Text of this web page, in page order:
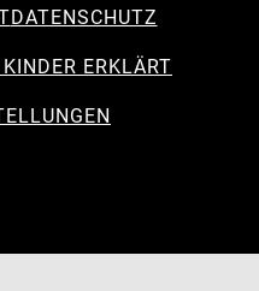
DATENSCHUTZ
ERKLÄRT